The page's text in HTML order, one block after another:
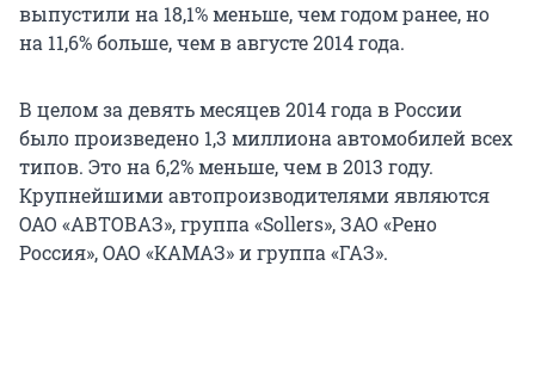
выпустили на 18,1% меньше, чем годом ранее, но
на 11,6% больше, чем в августе 2014 года.
В целом за девять месяцев 2014 года в России
было произведено 1,3 миллиона автомобилей всех
типов. Это на 6,2% меньше, чем в 2013 году.
Крупнейшими автопроизводителями являются
ОАО «АВТОВАЗ», группа «Sollers», ЗАО «Рено
Россия», ОАО «КАМАЗ» и группа «ГАЗ».